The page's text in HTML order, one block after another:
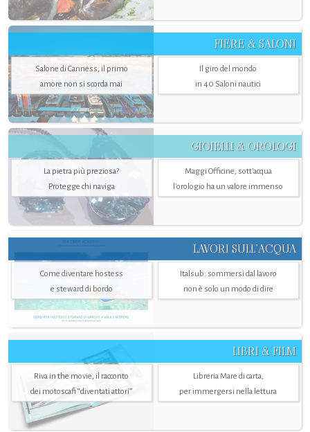
FIERE & SALONI
Salone di Canness, il primo
amore non si scorda mai
Il giro del mondo
in 40 Saloni nautici
GIOIELLI & OROLOGI
La pietra più preziosa?
Protegge chi naviga
Maggi Officine, sott’acqua
l'orologio ha un valore immenso
LAVORI SULL’ACQUA
Come diventare hostess
e steward di bordo
Italsub: sommersi dal lavoro
non è solo un modo di dire
LIBRI & FILM
Riva in the movie, il racconto
dei motoscafi “diventati attori”
Libreria Mare di carta,
per immergersi nella lettura